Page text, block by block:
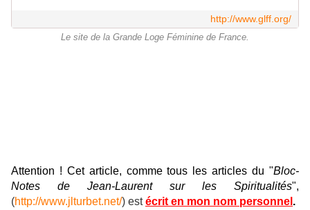
http://www.glff.org/
Le site de la Grande Loge Féminine de France.
Attention ! Cet article, comme tous les articles du "Bloc-
Notes de Jean-Laurent sur les Spiritualités",
(http://www.jlturbet.net/) estécrit en mon nom personnel .